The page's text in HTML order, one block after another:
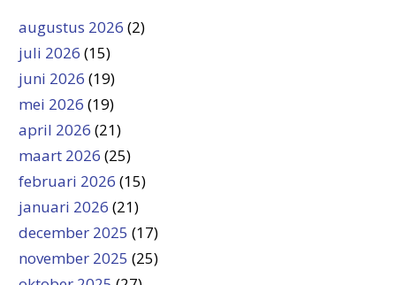
augustus 2026 (2)
juli 2026 (15)
juni 2026 (19)
mei 2026 (19)
april 2026 (21)
maart 2026 (25)
februari 2026 (15)
januari 2026 (21)
december 2025 (17)
november 2025 (25)